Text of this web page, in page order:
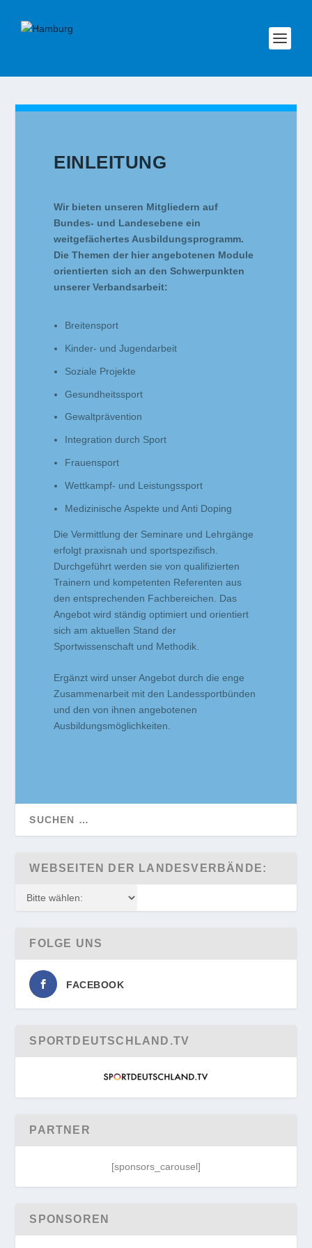
EINLEITUNG
Wir bieten unseren Mitgliedern auf
Bundes- und Landesebene ein
weitgefächertes Ausbildungsprogramm.
Die Themen der hier angebotenen Module
orientierten sich an den Schwerpunkten
unserer Verbandsarbeit:
Breitensport
Kinder- und Jugendarbeit
Soziale Projekte
Gesundheitssport
Gewaltprävention
Integration durch Sport
Frauensport
Wettkampf- und Leistungssport
Medizinische Aspekte und Anti Doping
Die Vermittlung der Seminare und Lehrgänge
erfolgt praxisnah und sportspezifisch.
Durchgeführt werden sie von qualifizierten
Trainern und kompetenten Referenten aus
den entsprechenden Fachbereichen. Das
Angebot wird ständig optimiert und orientiert
sich am aktuellen Stand der
Sportwissenschaft und Methodik.
Ergänzt wird unser Angebot durch die enge
Zusammenarbeit mit den Landessportbünden
und den von ihnen angebotenen
Ausbildungsmöglichkeiten.
WEBSEITEN DER LANDESVERBÄNDE:
FOLGE UNS
FACEBOOK
SPORTDEUTSCHLAND.TV
PARTNER
[sponsors_carousel]
SPONSOREN